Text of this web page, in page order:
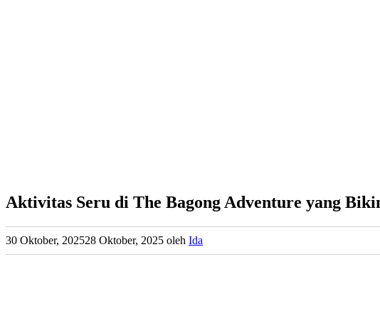
Aktivitas Seru di The Bagong Adventure yang
30 Oktober, 202528 Oktober, 2025 oleh Ida